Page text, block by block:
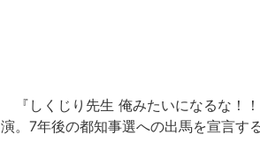
『しくじり先生 俺みたいになるな！
演。7年後の都知事選への出馬を宣言す